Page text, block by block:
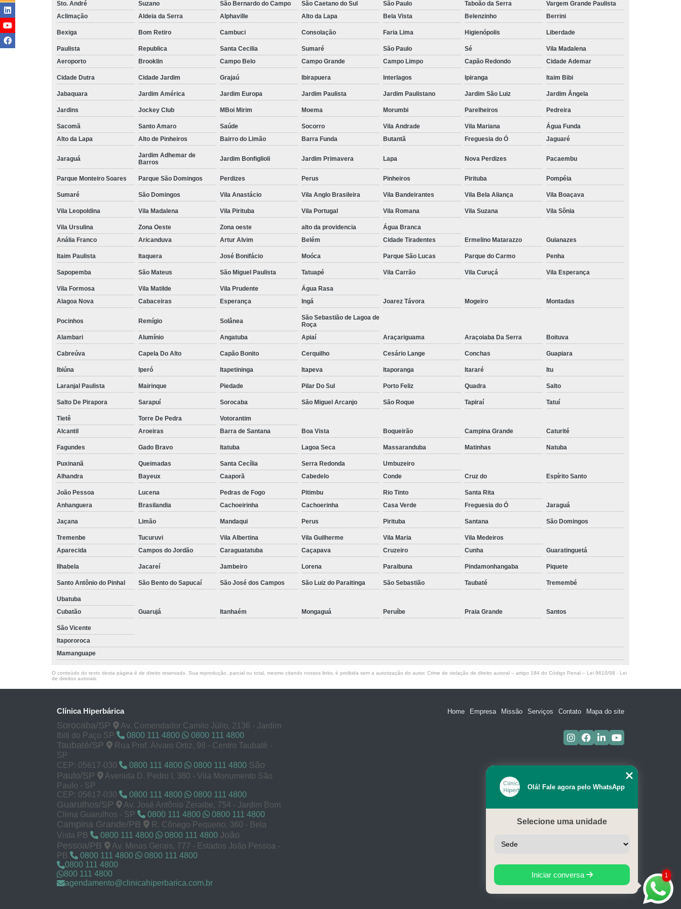
Tratamento Hiperbárico em Campina Grande
Tratamento Hiperbárico em João Pessoa
Tratamento Hiperbárico em São Paulo
Tratamento Hiperbárico em Sorocaba
Tratamento Hiperbárico em Taubaté
Tratamento Hiperbárico Necrose na Pele
Tratamento Hiperbárico para Cicatrização de Ferida Operatória
Tratamento Hiperbárico para Lesão Vascular
Hiperbárica Tratamento de Feridas
Tratamento Câmara Hiperbárica
Tratamento em Câmara Hiperbárica
Tratamento Feridas Câmara Hiperbárica
Tratamento Hiperbárica
Tratamento Hiperbárica em Campina Grande
Tratamento Hiperbárica em João Pessoa
Tratamento Hiperbárica em Taubaté
Tratamento Oxigenação Hiperbárica
Tratamento por Hiperbárica
Tratamento de Feridas Oxigenoterapia Hiperbárica
Tratamento de Oxigenoterapia em João Pessoa
Tratamento de Oxigenoterapia em Sorocaba
Tratamento de Oxigenoterapia em Taubaté
Tratamento de Oxigenoterapia Hiperbárica
Tratamento Oxigenoterapia Hiperbárica
Tratamento para Oxigenoterapia
Tratamento por Oxigenoterapia Tratamento Via Oxigenoterapia
Sto. André Suzano São Bernardo do Campo São Caetano do Sul São Paulo Taboão da Serra
Vargem Grande Paulista
Aclimação
Aldeia da Serra Alphaville Alto da Lapa Bela Vista Belenzinho Berrini
Bexiga Bom Retiro Cambuci Consolação Faria Lima Higienópolis Liberdade
Paulista Republica Santa Cecilia Sumaré São Paulo Sé
Vila Madalena
Aeroporto
Brooklin Campo Belo Campo Grande Campo Limpo Capão Redondo Cidade Ademar
Cidade Dutra Cidade Jardim Grajaú Ibirapuera Interlagos Ipiranga Itaim Bibi
Jabaquara Jardim América Jardim Europa Jardim Paulista Jardim Paulistano Jardim São Luiz Jardim Ângela
Jardins Jockey Club MBoi Mirim Moema Morumbi Parelheiros Pedreira
Sacomã Santo Amaro Saúde Socorro Vila Andrade Vila Mariana
Água Funda
Alto da Lapa
Alto de Pinheiros Bairro do Limão Barra Funda Butantã Freguesia do Ó Jaguaré
Jaraguá
Jardim Adhemar de
Barros
Jardim Bonfiglioli Jardim Primavera Lapa Nova Perdizes Pacaembu
Parque Monteiro Soares Parque São Domingos Perdizes Perus Pinheiros Pirituba Pompéia
Sumaré São Domingos Vila Anastácio Vila Anglo Brasileira Vila Bandeirantes Vila Bela Aliança Vila Boaçava
Vila Leopoldina Vila Madalena Vila Pirituba Vila Portugal Vila Romana Vila Suzana Vila Sônia
Vila Ursulina Zona Oeste Zona oeste alto da providencia
Água Branca
Anália Franco
Aricanduva Artur Alvim Belém Cidade Tiradentes Ermelino Matarazzo Guianazes
Itaim Paulista Itaquera José Bonifácio Moóca Parque São Lucas Parque do Carmo Penha
Sapopemba São Mateus São Miguel Paulista Tatuapé Vila Carrão Vila Curuçá Vila Esperança
Vila Formosa Vila Matilde Vila Prudente
Água Rasa
Alagoa Nova
Cabaceiras Esperança Ingá Joarez Távora Mogeiro Montadas
Pocinhos Remígio Solânea
São Sebastião de Lagoa de
Roça
Alambari
Alumínio Angatuba Apiaí Araçariguama Araçoiaba Da Serra Boituva
Cabreúva Capela Do Alto Capão Bonito Cerquilho Cesário Lange Conchas Guapiara
Ibiúna Iperó Itapetininga Itapeva Itaporanga Itararé Itu
Laranjal Paulista Mairinque Piedade Pilar Do Sul Porto Feliz Quadra Salto
Salto De Pirapora Sarapuí Sorocaba São Miguel Arcanjo São Roque Tapiraí Tatuí
Tietê Torre De Pedra
Votorantim
Alcantil
Aroeiras Barra de Santana Boa Vista Boqueirão Campina Grande Caturité
Fagundes Gado Bravo Itatuba Lagoa Seca Massaranduba Matinhas Natuba
Puxinanã Queimadas Santa Cecília Serra Redonda
Umbuzeiro
Alhandra
Bayeux Caaporã Cabedelo Conde Cruz do Espírito Santo
João Pessoa Lucena Pedras de Fogo Pitimbu Rio Tinto
Santa Rita
Anhanguera
Brasilandia Cachoeirinha Cachoerinha Casa Verde Freguesia do Ó Jaraguá
Jaçana Limão Mandaqui Perus Pirituba Santana São Domingos
Tremenbe Tucuruvi Vila Albertina Vila Guilherme Vila Maria
Vila Medeiros
Aparecida
Campos do Jordão Caraguatatuba Caçapava Cruzeiro Cunha Guaratinguetá
Ilhabela Jacareí Jambeiro Lorena Paraibuna Pindamonhangaba Piquete
Santo Antônio do Pinhal São Bento do Sapucaí São José dos Campos São Luiz do Paraitinga São Sebastião Taubaté Tremembé
Ubatuba
Cubatão
Guarujá Itanhaém Mongaguá Peruíbe Praia Grande Santos
São Vicente
Itapororoca
Mamanguape
O conteúdo do texto desta página é de direito reservado. Sua reprodução, parcial ou total, mesmo citando nossos links, é proibida sem a autorização do autor. Crime de violação de direito autoral – artigo 184 do Código Penal – Lei 9610/98 - Lei
de direitos autorais
Clínica Hiperbárica
Sorocaba/SP
Av. Comendador Camilo Júlio, 2136 - Jardim
Ibiti do Paço SP
0800 111 4800 0800 111 4800
Taubaté/SP
Rua Prof. Álvaro Ortiz, 98 - Centro Taubaté -
SP
CEP: 05617-030
0800 111 4800 0800 111 4800 São
Paulo/SP
Avenida D. Pedro I, 380 - Vila Monumento São
Paulo - SP
CEP: 05617-030
0800 111 4800 0800 111 4800
Guarulhos/SP
Av. José Antônio Zeraibe, 754 - Jardim Bom
Clima Guarulhos - SP
0800 111 4800 0800 111 4800
Campina Grande/PB
R. Cônego Pequeno, 360 - Bela
Vista PB
0800 111 4800 0800 111 4800 João
Pessoa/PB
Av. Minas Gerais, 777 - Estados João Pessoa -
PB
0800 111 4800
0800 111 4800
0800 111 4800
800 111 4800
agendamento@clinicahiperbarica.com.br
Home Empresa Missão Serviços Contato Mapa do site
1
Olá! Fale agora pelo WhatsApp
Selecione uma unidade
Iniciar conversa